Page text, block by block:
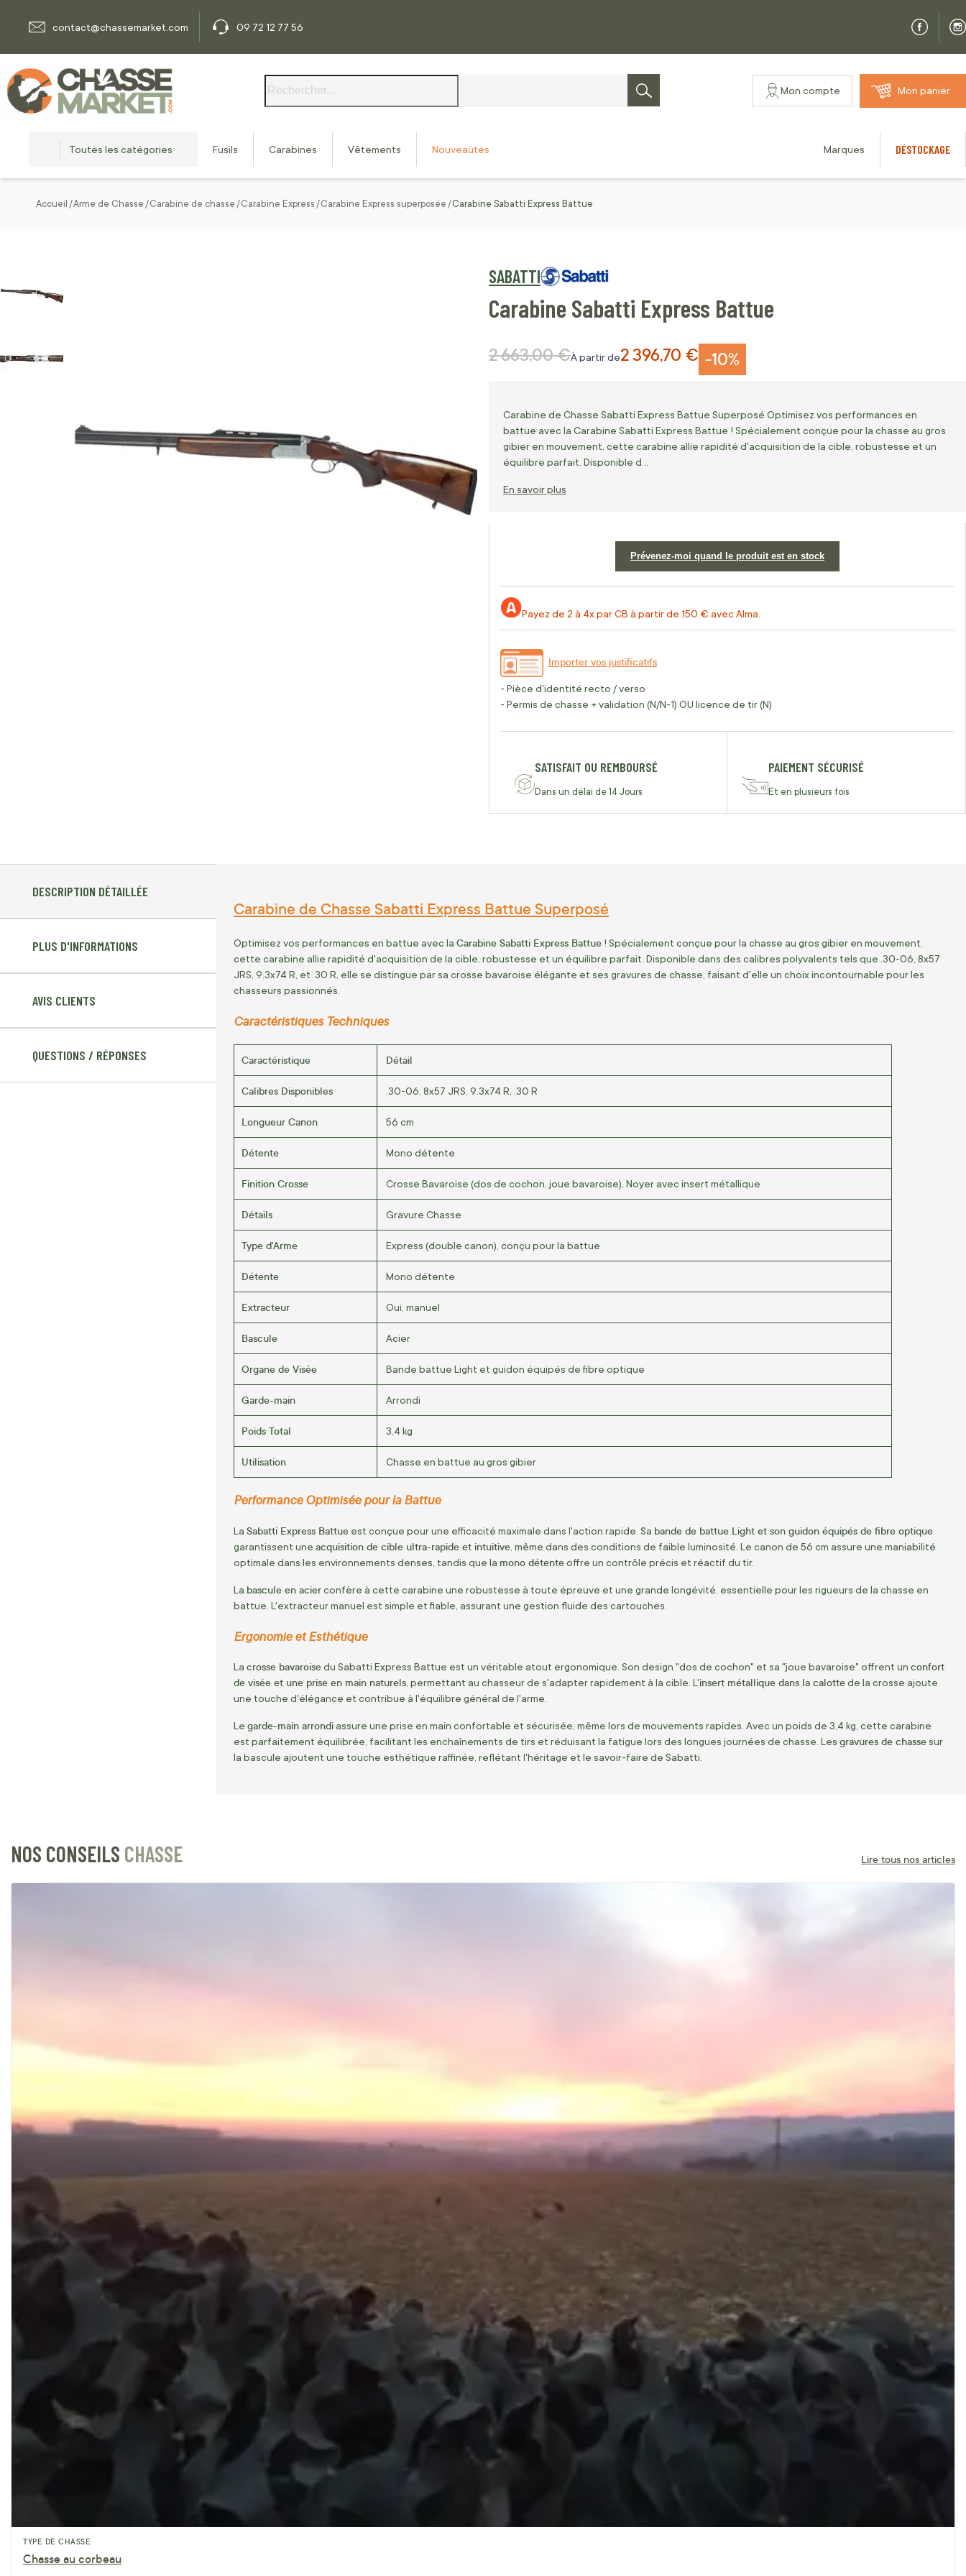
contact@chassemarket.com
09 72 12 77 56
Rechercher
Mon compte Mon panier
Toutes les catégories Fusils Carabines Vêtements Nouveautés Marques DÉSTOCKAGE
Accueil Arme de Chasse Carabine de chasse Carabine Express Carabine Express superposée Carabine Sabatti Express Battue
SABATTI
Carabine Sabatti Express Battue
-10%
À partir de2 396,70 €
Prix normal
2 663,00 €
Carabine de Chasse Sabatti Express Battue Superposé Optimisez vos performances en
battue avec la Carabine Sabatti Express Battue ! Spécialement conçue pour la chasse au gros
gibier en mouvement, cette carabine allie rapidité d'acquisition de la cible, robustesse et un
équilibre parfait. Disponible d…
En savoir plus
Prévenez-moi quand le produit est en stock
Payez de 2 à 4x par CB à partir de 150 € avec Alma.
Importer vos justificatifs
- Pièce d'identité recto / verso
- Permis de chasse + validation (N/N-1) OU licence de tir (N)
SATISFAIT OU REMBOURSÉ
Dans un délai de 14 Jours
PAIEMENT SÉCURISÉ
Et en plusieurs fois
DESCRIPTION DÉTAILLÉE
PLUS D'INFORMATIONS
AVIS CLIENTS
QUESTIONS / RÉPONSES
Carabine de Chasse Sabatti Express Battue Superposé
Optimisez vos performances en battue avec la Carabine Sabatti Express Battue ! Spécialement conçue pour la chasse au gros gibier en mouvement,
cette carabine allie rapidité d'acquisition de la cible, robustesse et un équilibre parfait. Disponible dans des calibres polyvalents tels que .30-06, 8x57
JRS, 9.3x74 R, et .30 R, elle se distingue par sa crosse bavaroise élégante et ses gravures de chasse, faisant d'elle un choix incontournable pour les
chasseurs passionnés.
Caractéristiques Techniques
Caractéristique Détail
Calibres Disponibles .30-06, 8x57 JRS, 9.3x74 R, .30 R
Longueur Canon 56 cm
Détente Mono détente
Finition Crosse Crosse Bavaroise (dos de cochon, joue bavaroise), Noyer avec insert métallique
Détails Gravure Chasse
Type d'Arme Express (double canon), conçu pour la battue
Détente Mono détente
Extracteur Oui, manuel
Bascule Acier
Organe de Visée Bande battue Light et guidon équipés de fibre optique
Garde-main Arrondi
Poids Total 3,4 kg
Utilisation Chasse en battue au gros gibier
Performance Optimisée pour la Battue
La Sabatti Express Battue est conçue pour une efficacité maximale dans l'action rapide. Sa bande de battue Light et son guidon équipés de fibre optique
garantissent une acquisition de cible ultra-rapide et intuitive , même dans des conditions de faible luminosité. Le canon de 56 cm assure une maniabilité
optimale dans les environnements denses, tandis que la mono détenteoffre un contrôle précis et réactif du tir.
La bascule en acierconfère à cette carabine une robustesse à toute épreuve et une grande longévité, essentielle pour les rigueurs de la chasse en
battue. L'extracteur manuel est simple et fiable, assurant une gestion fluide des cartouches.
Ergonomie et Esthétique
La crosse bavaroisedu Sabatti Express Battue est un véritable atout ergonomique. Son design "dos de cochon" et sa "joue bavaroise" offrent un confort
de visée et une prise en main naturels, permettant au chasseur de s'adapter rapidement à la cible. L'insert métallique dans la calottede la crosse ajoute
une touche d'élégance et contribue à l'équilibre général de l'arme.
Le garde-main arrondi assure une prise en main confortable et sécurisée, même lors de mouvements rapides. Avec un poids de 3,4 kg, cette carabine
est parfaitement équilibrée, facilitant les enchaînements de tirs et réduisant la fatigue lors des longues journées de chasse. Les gravures de chasse sur
la bascule ajoutent une touche esthétique raffinée, reflétant l'héritage et le savoir-faire de Sabatti.
NOS CONSEILS CHASSE Lire tous nos articles
TYPE DE CHASSE
Chasse au corbeau